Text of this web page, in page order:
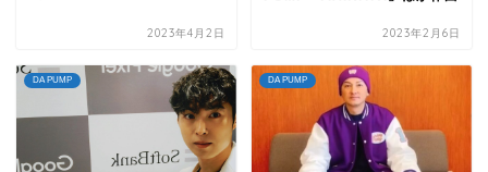
2023年4月2日 2023年2月6日
DA PUMP DA PUMP